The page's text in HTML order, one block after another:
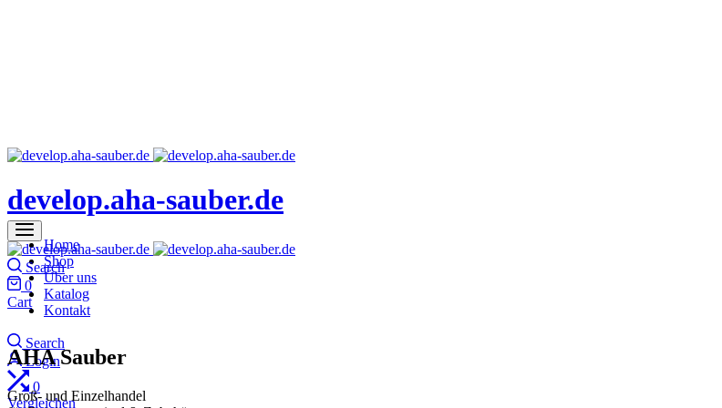
develop.aha-sauber.de
Home
Shop
Über uns
Katalog
Kontakt
Search
Login
0
Vergleichen
Search
0
Cart
AHA Sauber
Groß- und Einzelhandel